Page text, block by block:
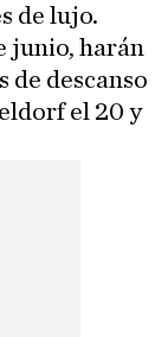
de lujo.
junio, harán
de descanso
el 20 y